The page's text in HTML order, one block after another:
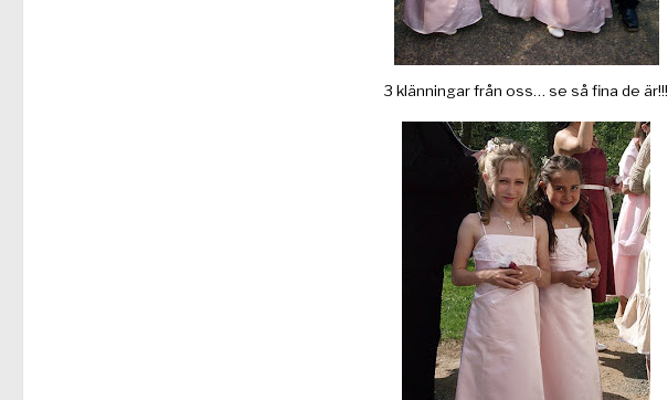
3 klänningar från oss… se så fina de är!!!